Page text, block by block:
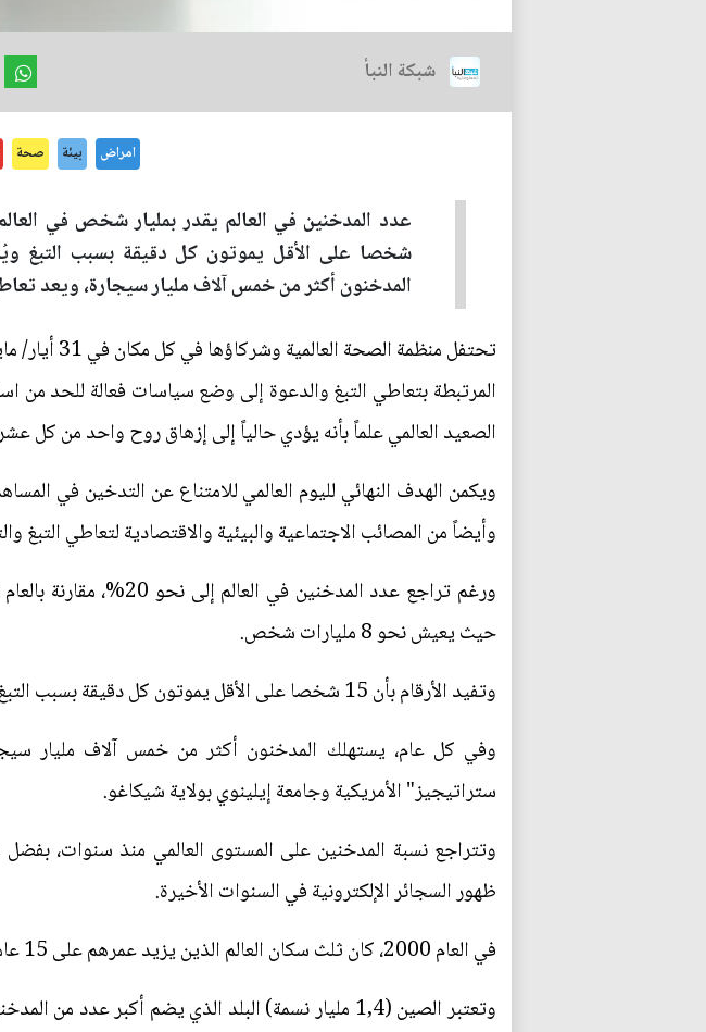
شبكة النبأ
امراض بيئة صحة
شخصا على الأقل يموتون كل دقيقة بسبب التبغ
المدخنون أكثر من خمس آلاف مليار سيجارة، ويعد
تحتفل
المرتبطة بتعاطي التبغ والدعوة إلى وضع سياسات فعالة للحد من
الصعيد العالمي علماً بأنه يؤدي حالياً إلى إزهاق روح واحد من كل
ويكمن الهدف النهائي لليوم العالمي للامتناع عن التدخين في
وأيضاً من المصائب الاجتماعية والبيئية والاقتصادية لتعاطي التبغ
حيث يعيش نحو 8 مليارات شخص.
وتفيد الأرقام بأن 15 شخصا على الأقل يموتون كل دقيقة بسبب التبغ ويُشعل عشرة ملايين مدخن سيجارة.
وفي كل عام، يستهلك المدخنون أكثر من خمس آلاف مليار
ستراتيجيز" الأمريكية وجامعة إيلينوي بولاية شيكاغو.
وتتراجع نسبة المدخنين على المستوى العالمي منذ سنوات،
ظهور السجائر الإلكترونية في السنوات الأخيرة.
في العام 2000، كان ثلث سكان العالم الذين يزيد عمرهم على 15 عاما يدخنون. أما اليوم فتراجعت هذه النسبة إلى نحو 20%.